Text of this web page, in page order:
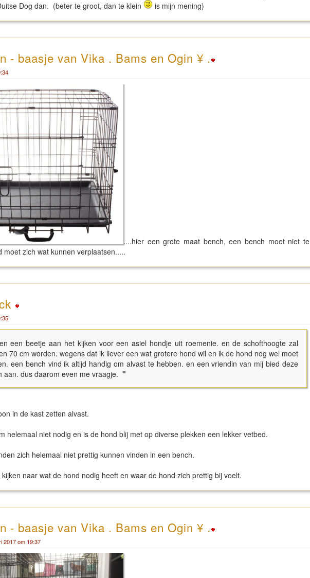
Dog dan. (beter te groot, dan te klein
is mijn mening)
- baasje van Vika . Bams en Ogin ¥ .
....hier een grote maat bench, een bench moet niet te
moet zich wat kunnen verplaatsen.....
een beetje aan het kijken voor een asiel hondje uit roemenie. en de schofthoogte zal
70 cm worden. wegens dat ik liever een wat grotere hond wil en ik de hond nog wel moet
een bench vind ik altijd handig om alvast te hebben. en een vriendin van mij bied deze
aan. dus daarom even me vraagje. "
in de kast zetten alvast.
helemaal niet nodig en is de hond blij met op diverse plekken een lekker vetbed.
zich helemaal niet prettig kunnen vinden in een bench.
naar wat de hond nodig heeft en waar de hond zich prettig bij voelt.
- baasje van Vika . Bams en Ogin ¥ .
2017 om 19:37